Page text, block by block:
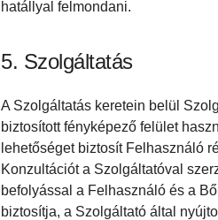
hatállyal felmondani.
Szolgáltatás
A Szolgáltatás keretein belül
biztosított fényképező felület
lehetőséget biztosít Felhasználó
Konzultációt a Szolgáltatóval
befolyással a Felhasználó és a
biztosítja, a Szolgáltató által